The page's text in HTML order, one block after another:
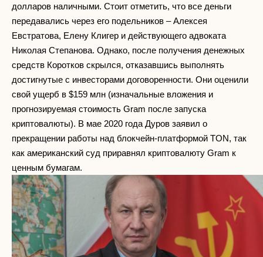
долларов наличными. Стоит отметить, что все деньги
передавались через его подельников – Алексея
Евстратова, Елену Клигер и действующего адвоката
Николая Степанова. Однако, после получения денежных
средств Коротков скрылся, отказавшись выполнять
достигнутые с инвесторами договоренности. Они оценили
свой ущерб в $159 млн (изначальные вложения и
прогнозируемая стоимость Gram после запуска
криптовалюты). В мае 2020 года Дуров заявил о
прекращении работы над блокчейн-платформой TON, так
как американский суд приравнял криптовалюту Gram к
ценным бумагам.